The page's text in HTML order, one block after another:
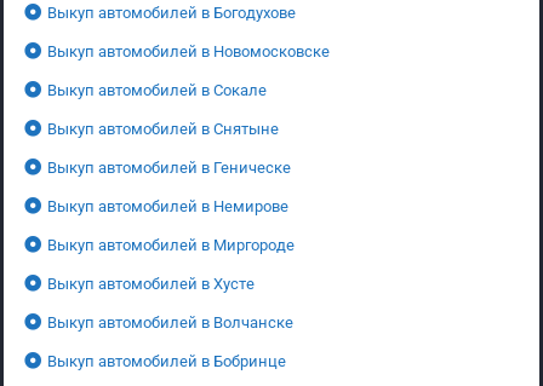
Выкуп автомобилей в Богодухове
Выкуп автомобилей в Новомосковске
Выкуп автомобилей в Сокале
Выкуп автомобилей в Снятыне
Выкуп автомобилей в Геническе
Выкуп автомобилей в Немирове
Выкуп автомобилей в Миргороде
Выкуп автомобилей в Хусте
Выкуп автомобилей в Волчанске
Выкуп автомобилей в Бобринце